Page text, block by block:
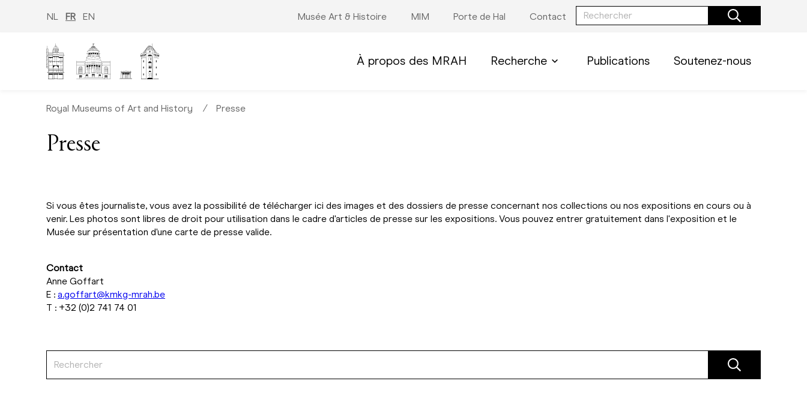
NL FR EN Musée Art & Histoire MIM Porte de Hal Contact
À propos des MRAH Recherche Publications Soutenez-nous
Royal Museums of Art and History ∕ Presse
Presse
Si vous êtes journaliste, vous avez la possibilité de télécharger ici des images et des dossiers de presse concernant nos collections ou nos expositions en cours ou à
venir. Les photos sont libres de droit pour utilisation dans le cadre d'articles de presse sur les expositions. Vous pouvez entrer gratuitement dans l'exposition et le
Musée sur présentation d'une carte de presse valide.
Contact
Anne Goffart
E : a.goffart@kmkg-mrah.be
T : +32 (0)2 741 74 01